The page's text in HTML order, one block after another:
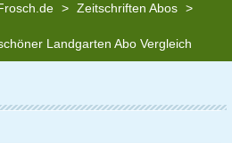
> Zeitschriften Abos >
Landgarten Abo Vergleich